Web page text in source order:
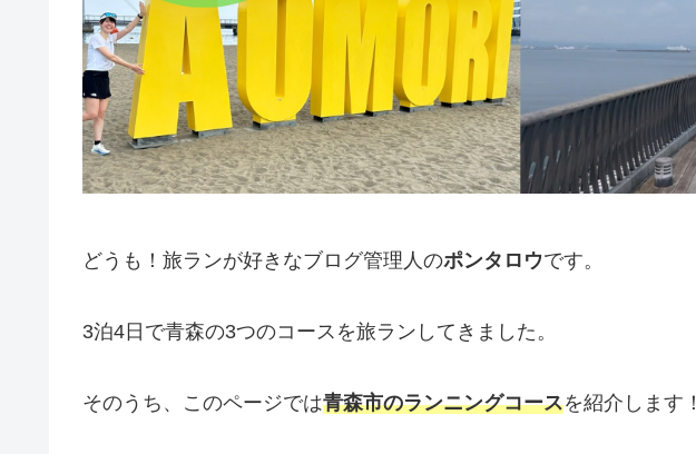
どうも！旅ランが好きなブログ管理人のポンタロウです。
3泊4日で青森の3つのコースを旅ランしてきました。
そのうち、このページでは青森市のランニングコースを紹介します！